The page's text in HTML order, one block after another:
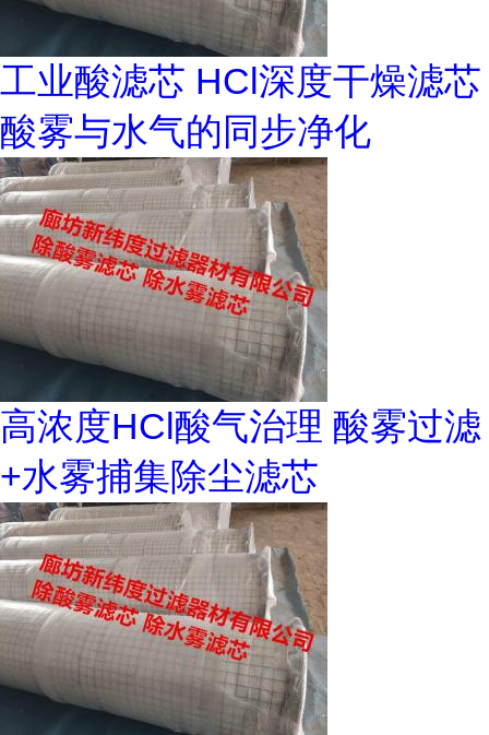
工业酸滤芯 HCl深度干燥滤芯
酸雾与水气的同步净化
高浓度HCl酸气治理 酸雾过滤
+水雾捕集除尘滤芯